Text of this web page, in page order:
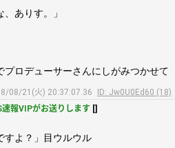
ありす。」
プロデューサーさんにしがみつかせて
08/21(火) 20:37:07.36
ID: Jw0U0Ed60 (18)
報VIPがお送りします []
すよ？」目ウルウル